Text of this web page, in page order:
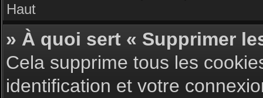
Haut
» À quoi sert « Supprimer
Cela supprime tous les
identification et votre